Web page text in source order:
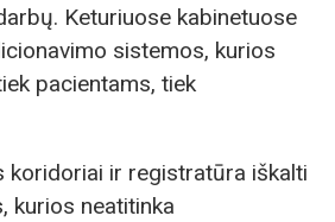
Keturiuose kabinetuose
sistemos, kurios
pacientams, tiek
koridoriai ir registratūra iškalti
kurios neatitinka